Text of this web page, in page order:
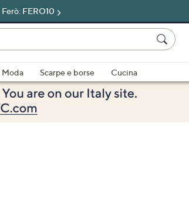
FERO10
Moda Scarpe e borse
Cucina